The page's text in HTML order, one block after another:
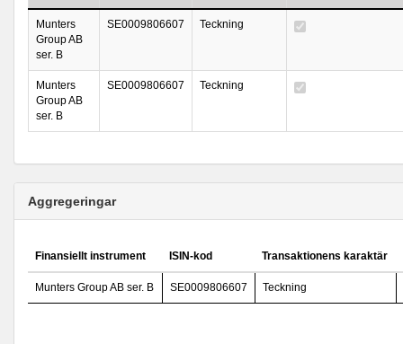
Munters
Group AB
ser. B
SE0009806607 Teckning
Munters
Group AB
ser. B
SE0009806607 Teckning
Aggregeringar
Finansiellt instrument ISIN-kod Transaktionens karaktär
Munters Group AB ser. B SE0009806607 Teckning